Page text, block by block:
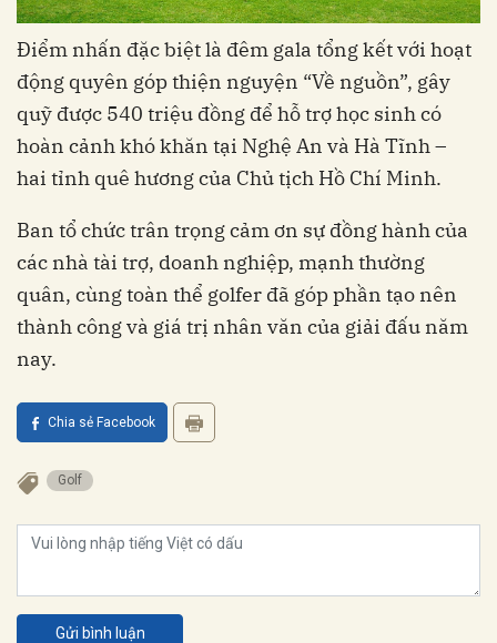
Điểm nhấn đặc biệt là đêm gala tổng kết với hoạt
động quyên góp thiện nguyện “Về nguồn”, gây
quỹ được 540 triệu đồng để hỗ trợ học sinh có
hoàn cảnh khó khăn tại Nghệ An và Hà Tĩnh –
hai tỉnh quê hương của Chủ tịch Hồ Chí Minh.
Ban tổ chức trân trọng cảm ơn sự đồng hành của
các nhà tài trợ, doanh nghiệp, mạnh thường
quân, cùng toàn thể golfer đã góp phần tạo nên
thành công và giá trị nhân văn của giải đấu năm
nay.
Chia sẻ Facebook
golf
Gửi bình luận